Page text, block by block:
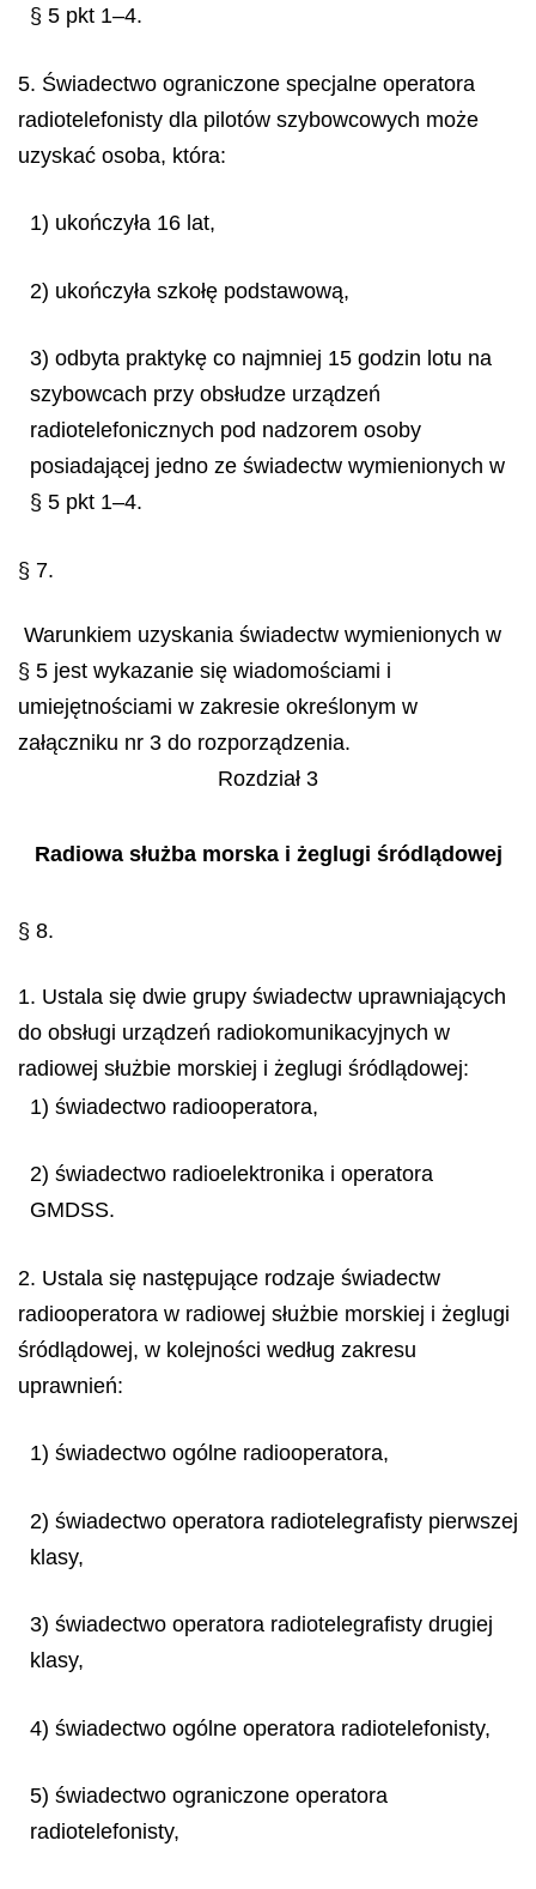
§ 5 pkt 1–4.
5. Świadectwo ograniczone specjalne operatora
radiotelefonisty dla pilotów szybowcowych może
uzyskać osoba, która:
1) ukończyła 16 lat,
2) ukończyła szkołę podstawową,
3) odbyta praktykę co najmniej 15 godzin lotu na
szybowcach przy obsłudze urządzeń
radiotelefonicznych pod nadzorem osoby
posiadającej jedno ze świadectw wymienionych w
§ 5 pkt 1–4.
§ 7.
Warunkiem uzyskania świadectw wymienionych w
§ 5 jest wykazanie się wiadomościami i
umiejętnościami w zakresie określonym w
załączniku nr 3 do rozporządzenia.
Rozdział 3
Radiowa służba morska i żeglugi śródlądowej
§ 8.
1. Ustala się dwie grupy świadectw uprawniających
do obsługi urządzeń radiokomunikacyjnych w
radiowej służbie morskiej i żeglugi śródlądowej:
1) świadectwo radiooperatora,
2) świadectwo radioelektronika i operatora
GMDSS.
2. Ustala się następujące rodzaje świadectw
radiooperatora w radiowej służbie morskiej i żeglugi
śródlądowej, w kolejności według zakresu
uprawnień:
1) świadectwo ogólne radiooperatora,
2) świadectwo operatora radiotelegrafisty pierwszej
klasy,
3) świadectwo operatora radiotelegrafisty drugiej
klasy,
4) świadectwo ogólne operatora radiotelefonisty,
5) świadectwo ograniczone operatora
radiotelefonisty,